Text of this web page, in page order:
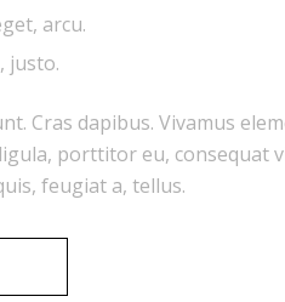
arcu.
justo.
Cras dapibus. Vivamus
porttitor eu, consequat
feugiat a, tellus.